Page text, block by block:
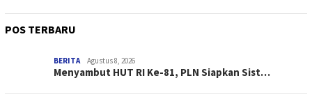
POS TERBARU
BERITA Agustus 8, 2026
Menyambut HUT RI Ke-81, PLN Siapkan Sist…